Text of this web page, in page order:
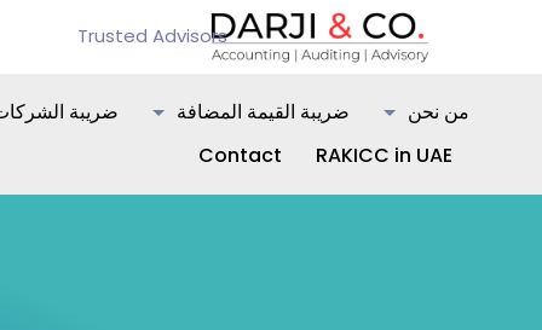
Trusted Advisors
من نحن ضريبة القيمة المضافة
ضريبة
RAKICC in UAE
Contact